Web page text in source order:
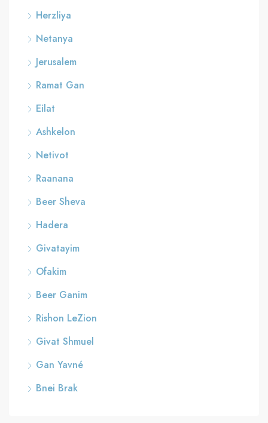
Herzliya
Netanya
Jerusalem
Ramat Gan
Eilat
Ashkelon
Netivot
Raanana
Beer Sheva
Hadera
Givatayim
Ofakim
Beer Ganim
Rishon LeZion
Givat Shmuel
Gan Yavné
Bnei Brak